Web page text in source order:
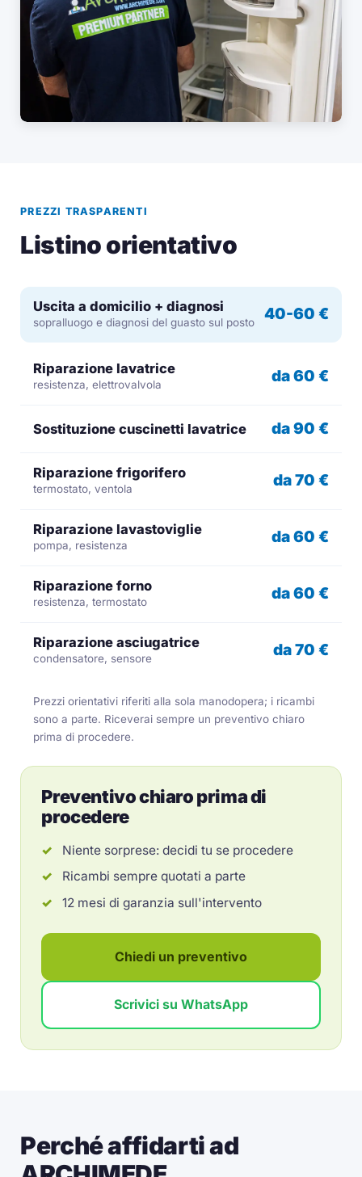
PREZZI TRASPARENTI
Listino orientativo
Uscita a domicilio + diagnosi
sopralluogo e diagnosi del guasto sul posto 40-60 €
Riparazione lavatrice
resistenza, elettrovalvola da 60 €
Sostituzione cuscinetti lavatrice da 90 €
Riparazione frigorifero
termostato, ventola da 70 €
Riparazione lavastoviglie
pompa, resistenza da 60 €
Riparazione forno
resistenza, termostato da 60 €
Riparazione asciugatrice
condensatore, sensore da 70 €
Prezzi orientativi riferiti alla sola manodopera; i ricambi
sono a parte. Riceverai sempre un preventivo chiaro
prima di procedere.
Preventivo chiaro prima di
procedere
Niente sorprese: decidi tu se procedere
Ricambi sempre quotati a parte
12 mesi di garanzia sull'intervento
Chiedi un preventivo
Scrivici su WhatsApp
Perché affidarti ad